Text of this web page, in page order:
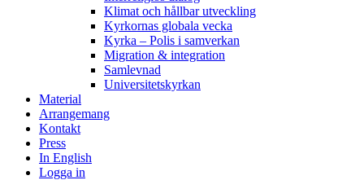
Klimat och hållbar utveckling
Kyrkornas globala vecka
Kyrka – Polis i samverkan
Migration & integration
Samlevnad
Universitetskyrkan
Material
Arrangemang
Kontakt
Press
In English
Logga in